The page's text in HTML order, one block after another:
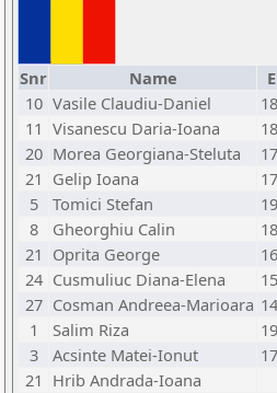
Snr Name
10 Vasile Claudiu-Daniel
11 Visanescu Daria-Ioana
20 Morea Georgiana-Steluta
21 Gelip Ioana
5
Tomici Stefan
8
Gheorghiu Calin
21 Oprita George
24 Cusmuliuc Diana-Elena
27 Cosman Andreea-Marioara
1
Salim Riza
3
Acsinte Matei-Ionut
21 Hrib Andrada-Ioana